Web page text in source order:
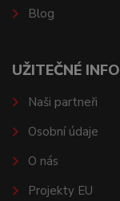
Blog
UŽITEČNÉ INFO
Naši partneři
Osobní údaje
O nás
Projekty EU